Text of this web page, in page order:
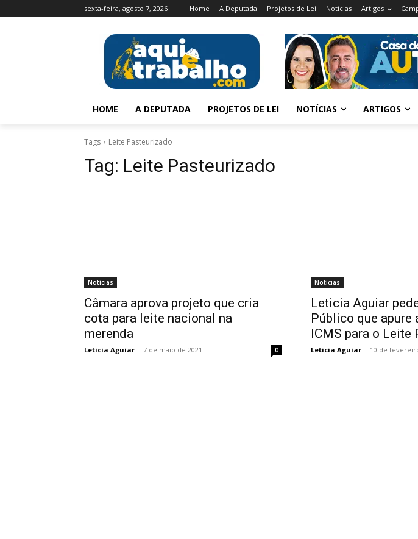
sexta-feira, agosto 7, 2026 Home A Deputada Projetos de Lei Notícias Artigos
HOME A DEPUTADA PROJETOS DE LEI NOTÍCIAS ARTIGOS
Tags Leite Pasteurizado
Tag: Leite Pasteurizado
Notícias
Câmara aprova projeto que cria
cota para leite nacional na
merenda
Leticia Aguiar - 7 de maio de 2021 0
Notícias
Leticia Aguiar
Público que apure
ICMS para o Leite
Leticia Aguiar - 10 de